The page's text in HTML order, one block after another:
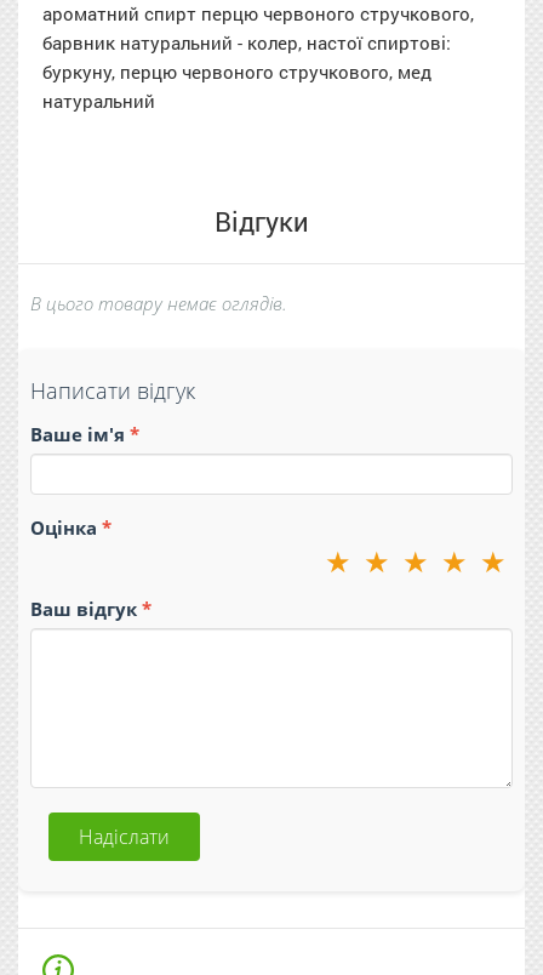
ароматний спирт перцю червоного стручкового,
барвник натуральний - колер, настої спиртові:
буркуну, перцю червоного стручкового, мед
натуральний
Відгуки
В цього товару немає оглядів.
Написати відгук
Ваше ім'я
Оцінка
★
★
★
★
★
Ваш відгук
Надіслати